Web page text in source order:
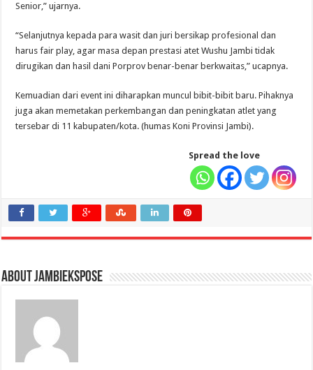
Senior,” ujarnya.
“Selanjutnya kepada para wasit dan juri bersikap profesional dan
harus fair play, agar masa depan prestasi atet Wushu Jambi tidak
dirugikan dan hasil dani Porprov benar-benar berkwaitas,” ucapnya.
Kemuadian dari event ini diharapkan muncul bibit-bibit baru. Pihaknya
juga akan memetakan perkembangan dan peningkatan atlet yang
tersebar di 11 kabupaten/kota. (humas Koni Provinsi Jambi).
Spread the love
About jambiekspose